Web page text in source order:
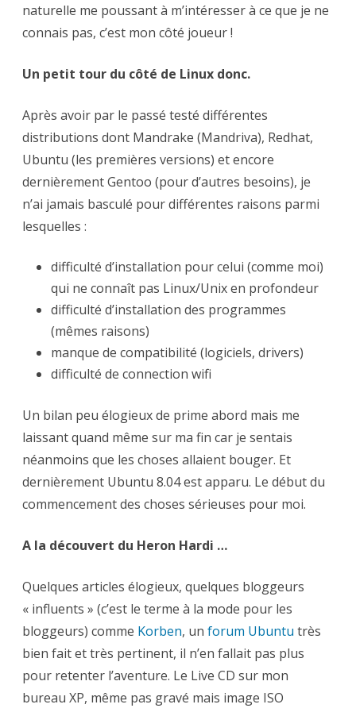
naturelle me poussant à m’intéresser à ce que je ne
connais pas, c’est mon côté joueur !
Un petit tour du côté de Linux donc.
Après avoir par le passé testé différentes
distributions dont Mandrake (Mandriva), Redhat,
Ubuntu (les premières versions) et encore
dernièrement Gentoo (pour d’autres besoins), je
n’ai jamais basculé pour différentes raisons parmi
lesquelles :
difficulté d’installation pour celui (comme moi)
qui ne connaît pas Linux/Unix en profondeur
difficulté d’installation des programmes
(mêmes raisons)
manque de compatibilité (logiciels, drivers)
difficulté de connection wifi
Un bilan peu élogieux de prime abord mais me
laissant quand même sur ma fin car je sentais
néanmoins que les choses allaient bouger. Et
dernièrement Ubuntu 8.04 est apparu. Le début du
commencement des choses sérieuses pour moi.
A la découvert du Heron Hardi …
Quelques articles élogieux, quelques bloggeurs
« influents » (c’est le terme à la mode pour les
bloggeurs) comme Korben, un forum Ubuntu très
bien fait et très pertinent, il n’en fallait pas plus
pour retenter l’aventure. Le Live CD sur mon
bureau XP, même pas gravé mais image ISO